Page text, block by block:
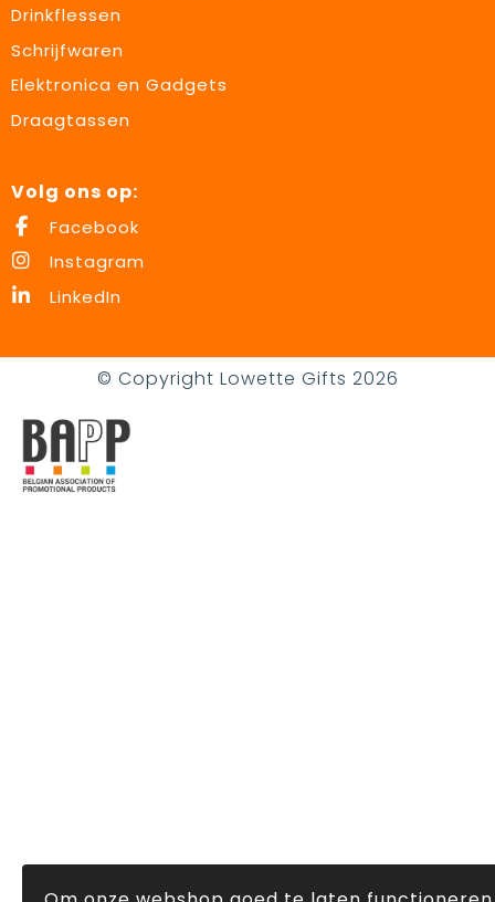
Drinkflessen
Schrijfwaren
Elektronica en Gadgets
Draagtassen
Volg ons op:
Facebook
Instagram
LinkedIn
© Copyright Lowette Gifts 2026